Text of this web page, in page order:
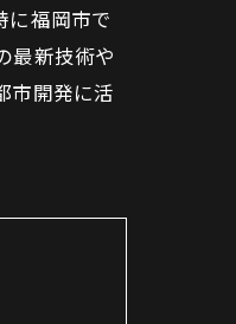
に福岡市で
最新技術や
市開発に活